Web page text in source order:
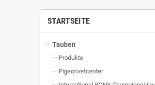
STARTSEITE
Tauben
Produkte
Pigeonvetcenter